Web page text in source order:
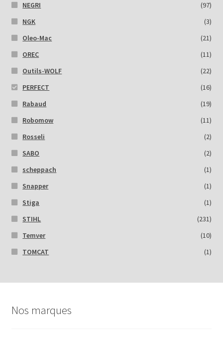
NEGRI
(97)
NGK
(3)
Oleo-Mac
(21)
OREC
(11)
Outils-WOLF
(22)
PERFECT
(16)
Rabaud
(19)
Robomow
(11)
Rosseli
(2)
SABO
(2)
scheppach
(1)
Snapper
(1)
Stiga
(1)
STIHL
(231)
Temver
(10)
TOMCAT
(1)
Nos marques